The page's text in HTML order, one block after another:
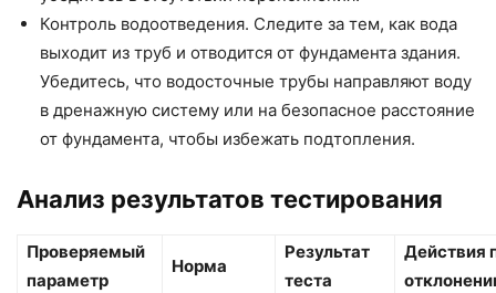
Контроль водоотведения. Следите за тем, как вода
выходит из труб и отводится от фундамента здания.
Убедитесь, что водосточные трубы направляют воду
в дренажную систему или на безопасное расстояние
от фундамента, чтобы избежать подтопления.
Анализ результатов тестирования
Проверяемый
параметр
Норма
Результат
теста
Действия